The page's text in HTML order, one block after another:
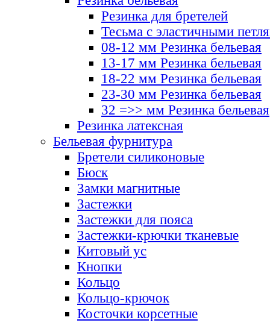
Резинка для бретелей
Тесьма с эластичными
08-12 мм Резинка бельевая
13-17 мм Резинка бельевая
18-22 мм Резинка бельевая
23-30 мм Резинка бельевая
32 =>> мм Резинка бельевая
Резинка латексная
Бельевая фурнитура
Бретели силиконовые
Бюск
Замки магнитные
Застежки
Застежки для пояса
Застежки-крючки тканевые
Китовый ус
Кнопки
Кольцо
Кольцо-крючок
Косточки корсетные